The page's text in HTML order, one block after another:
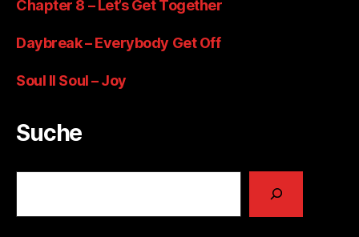
Chapter 8 – Let’s Get Together
Daybreak – Everybody Get Off
Soul II Soul – Joy
Suche